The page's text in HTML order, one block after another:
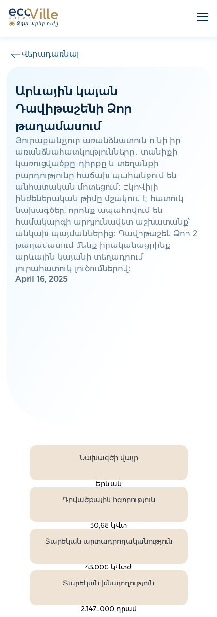
Վերադառնալ
Արևային կայան
Դավիթաշենի Ձոր
թաղամասում
Յուրաքանչյուր առանձնատուն ունի իր
առանձնահատկությունները․ տանիքի
կառուցվածքը, դիրքը և տեղանքի
բարդությունը հաճախ պահանջում են
անհատական մոտեցում։ ԷկոՎիլի
ինժեներական թիմը մշակում է հատուկ
նախագծեր, որոնք ապահովում են
համակարգի արդյունավետ աշխատանք՝
անկախ պայմաններից։ Դավիթաշեն Ձոր 2
թաղամասում մենք իրականացրինք
արևային կայանի տեղադրում
յուրահատուկ լուծումներով։
April 16, 2025
Նախագծի վայր
Երևան
Դրվածքային հզորություն
30,68 կՎտ
Տարեկան արտադրողականություն
43.000 կՎտժ
Տարեկան խնայողություն
2.147․000 դրամ